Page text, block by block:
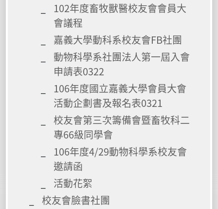
102年度畜牧獸醫校友會會員大
會議程
嘉義大學動科系校友會FB社團
動物科學系社團法人第一屆入會
申請表0322
106年度國立嘉義大學會員大會
活動企劃書及報名表0321
校友會第三次籌備會暨畜牧科二
專66級同學會
106年度4/29動物科學系校友會
邀請函
活動花絮
校友會臉書社團